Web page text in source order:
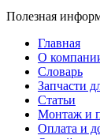
Полезная
Главная
О
Словарь
Запчасти
Статьи
Монтаж и
Оплата и